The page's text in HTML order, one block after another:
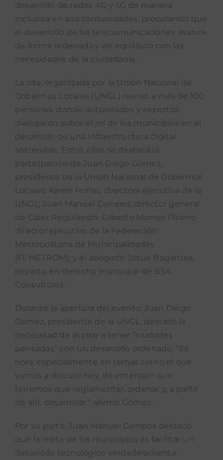
desarrollo de redes 4G y 5G de manera
inclusiva en sus comunidades, procurando que
el desarrollo de las telecomunicaciones avance
de forma ordenada y en equilibrio con las
necesidades de la ciudadanía.
La cita, organizada por la Unión Nacional de
Gobiernos Locales (UNGL) reunió a más de 100
personas, donde autoridades y expertos,
dialogaron sobre el rol de los municipios en el
desarrollo de una Infraestructura digital
sostenible. Entre ellos se destaca la
participación de Juan Diego Gómez,
presidente de la Unión Nacional de Gobiernos
Locales; Karen Porras, directora ejecutiva de la
UNGL; Juan Manuel Campos, director general
de Ciber Regulación; Gilberto Monge Pizarro,
director ejecutivo de la Federación
Metropolitana de Municipalidades
(FEMETROM); y el abogado Josué Bogantes,
experto en derecho municipal de BSA
Consultores.
Durante la apertura del evento, Juan Diego
Gómez, presidente de la UNGL, destacó la
necesidad de aspirar a tener “ciudades
pensadas” con un desarrollo ordenado. “Es
hora, especialmente en temas como el que
vamos a discutir hoy, de entender que
tenemos que reglamentar, ordenar y, a partir
de ahí, desarrollar”, afirmó Gómez.
Por su parte, Juan Manuel Campos destacó
que la meta de los municipios es facilitar un
desarrollo tecnológico verdaderamente